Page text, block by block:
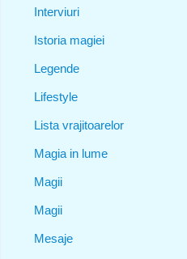
Interviuri
Istoria magiei
Legende
Lifestyle
Lista vrajitoarelor
Magia in lume
Magii
Magii
Mesaje